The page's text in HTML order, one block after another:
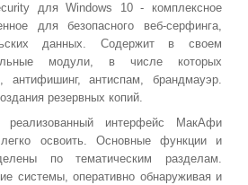
для Windows 10 - комплексное
для безопасного веб-серфинга,
данных. Содержит в своем
модули, в числе которых
антифишинг, антиспам, брандмауэр.
резервных копий.
реализованный интерфейс МакАфи
освоить. Основные функции и
по тематическим разделам.
системы, оперативно обнаруживая и